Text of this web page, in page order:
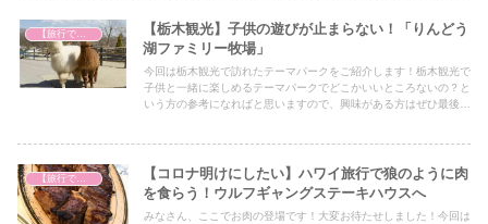
【旅行で心を癒そう】
【栃木観光】子供の遊びが止まらない！「りんどう
湖ファミリー牧場」
今回は栃木観光で訪れたテーマパークをご紹介します！栃木観光で
子供と一緒に楽しめるテーマパークでどこかいいところないの？と
いう方の参考になればと思いますので、興味がある方はぜひ最後ま
【コロナ明けにしたい】ハワイ旅行で狼のように肉
を食らう！ウルフギャングステーキハウスへ
みなさん、ここでお肉の登場です！大変お待たせしました！今回は